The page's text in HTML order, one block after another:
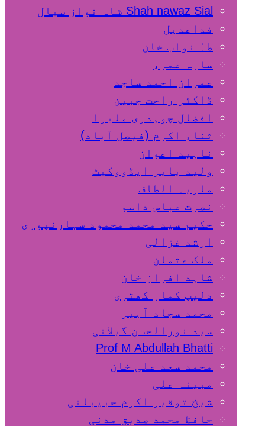
Shah nawaz Sial شاہ نواز سیال
فداعدیل
طہٰ نواب خان
سارہ عمر،
عمران احمد ساجد
ڈاکٹر راحت جبین
افضال چوہدری ملیرا
ثناء اکرم (فیصل آباد)
ناہید اعوان
ولید بابر ایڈووکیٹ
ماریہ الطاف
نصرت عباس داسو
حکیم سید محمد محمود سہارنپوری
ارشد غزالی
ملک عثمان
شاہد افراز خان
دلیپ کمار کھتری
محمد سجاد آہیر
سید نورالحسن گیلانی
Prof M Abdullah Bhatti
محمد سعد علی خان
مبینہ علی
شیخ توقیر اکرم حبیبانی
حافظ محمد صدیق مدنی